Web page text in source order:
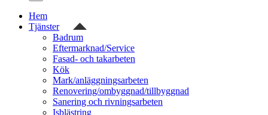
Hem
Tjänster
Badrum
Eftermarknad/Service
Fasad- och takarbeten
Kök
Mark/anläggningsarbeten
Renovering/ombyggnad/tillbyggnad
Sanering och rivningsarbeten
Isblästring